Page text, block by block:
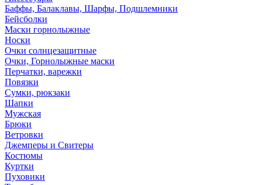
Баффы, Балаклавы, Шарфы, Подшлемники
Бейсболки
Маски горнолыжные
Носки
Очки солнцезащитные
Очки, Горнолыжные маски
Перчатки, варежки
Повязки
Сумки, рюкзаки
Шапки
Мужская
Брюки
Ветровки
Джемперы и Свитеры
Костюмы
Куртки
Пуховики